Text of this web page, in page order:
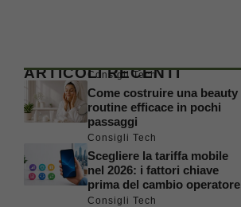
ARTICOLI RECENTI
Consigli Tech
Come costruire una beauty
routine efficace in pochi
passaggi
Consigli Tech
Scegliere la tariffa mobile
nel 2026: i fattori chiave
prima del cambio operatore
Consigli Tech